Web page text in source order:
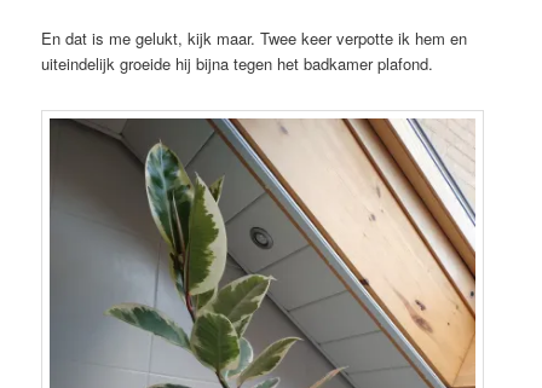
En dat is me gelukt, kijk maar. Twee keer verpotte ik hem en
uiteindelijk groeide hij bijna tegen het badkamer plafond.